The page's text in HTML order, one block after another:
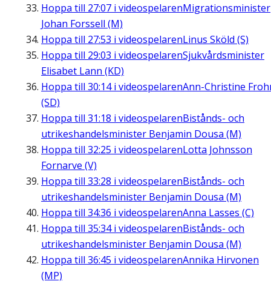
Hoppa till 27:07 i videospelarenMigrationsminister
Johan Forssell (M)
Hoppa till 27:53 i videospelarenLinus Sköld (S)
Hoppa till 29:03 i videospelarenSjukvårdsminister
Elisabet Lann (KD)
Hoppa till 30:14i videospelarenAnn-Christine
(SD)
Hoppa till 31:18 i videospelarenBistånds- och
utrikeshandelsminister Benjamin Dousa (M)
Hoppa till 32:25 i videospelarenLotta Johnsson
Fornarve (V)
Hoppa till 33:28 i videospelarenBistånds- och
utrikeshandelsminister Benjamin Dousa (M)
Hoppa till 34:36 i videospelarenAnna Lasses (C)
Hoppa till 35:34i videospelarenBistånds- och
utrikeshandelsminister Benjamin Dousa (M)
Hoppa till 36:45 i videospelarenAnnika Hirvonen
(MP)